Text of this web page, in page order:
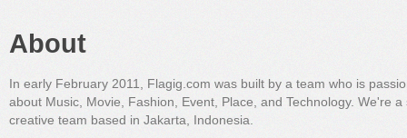
About
In early February 2011, Flagig.com was built by a team who is
about Music, Movie, Fashion, Event, Place, and Technology. We're a
creative team based in Jakarta, Indonesia.